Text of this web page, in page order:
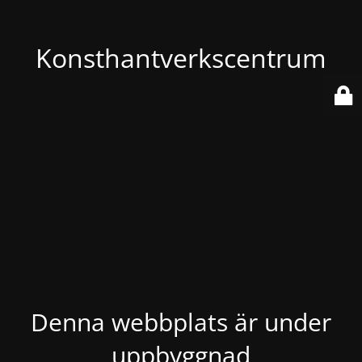
Konsthantverkscentrum
Denna webbplats är under
uppbyggnad